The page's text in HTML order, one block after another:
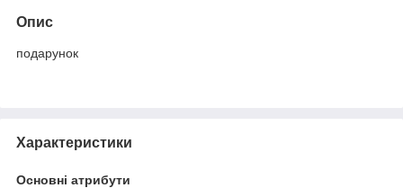
Опис
подарунок
Характеристики
Основні атрибути